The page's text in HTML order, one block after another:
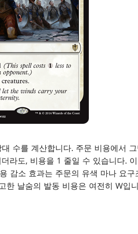
수를 계산합니다. 주문 비용에서
라도, 비용을 1 줄일 수 있습니다.
감소 효과는 주문의 유색 마나 요
한 날숨의 발동 비용은 여전히 W입